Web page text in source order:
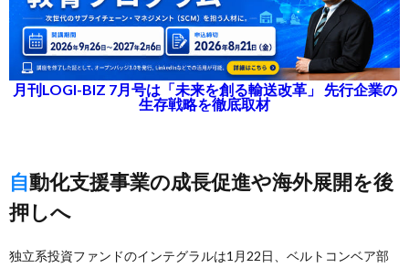
月刊LOGI-BIZ 7月号は「未来を創る輸送改革」 先行企業の
生存戦略を徹底取材
自動化支援事業の成長促進や海外展開を後
押しへ
独立系投資ファンドのインテグラルは1月22日、ベルトコンベア部